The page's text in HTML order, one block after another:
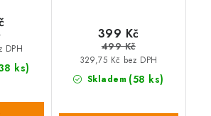
ks)
DPH
Skladem (58 ks)
329,75 Kč bez DPH
399 Kč
499 Kč